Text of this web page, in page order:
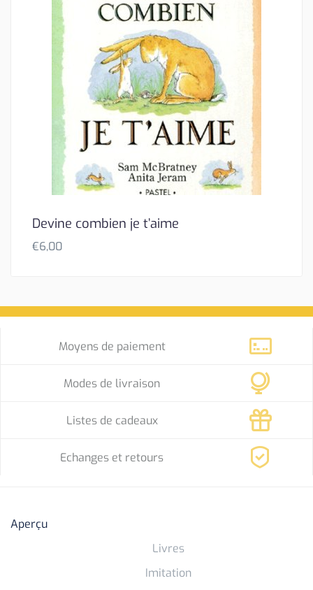
Devine combien je t’aime
€6,00
Moyens de paiement
Modes de livraison
Listes de cadeaux
Echanges et retours
Aperçu
Livres
Imitation